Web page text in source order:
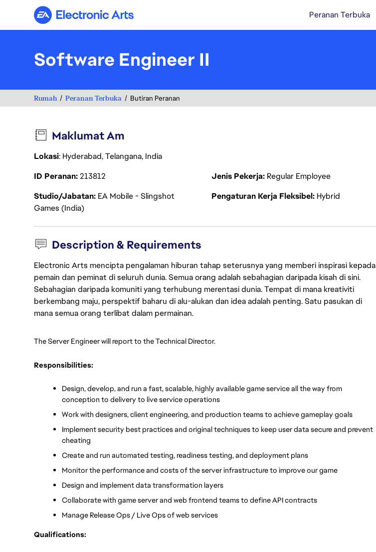
Electronic Arts Peranan Terbuka
Software Engineer II
Rumah Peranan Terbuka Butiran Peranan
Maklumat Am
Lokasi: Hyderabad, Telangana, India
ID Peranan213812 Jenis Pekerja Regular Employee
Studio/Jabatan EA Mobile - Slingshot
Games (India)
Pengaturan Kerja Fleksibel Hybrid
Description & Requirements
Electronic Arts mencipta pengalaman hiburan tahap seterusnya yang memberi inspirasi kepada
pemain dan peminat di seluruh dunia. Semua orang adalah sebahagian daripada kisah di sini.
Sebahagian daripada komuniti yang terhubung merentasi dunia. Tempat di mana kreativiti
berkembang maju, perspektif baharu di alu-alukan dan idea adalah penting. Satu pasukan di
mana semua orang terlibat dalam permainan.
The Server Engineer will report to the Technical Director.
Responsibilities:
Design, develop, and run a fast, scalable, highly available game service all the way from
conception to delivery to live service operations
Work with designers, client engineering, and production teams to achieve gameplay goals
Implement security best practices and original techniques to keep user data secure and prevent
cheating
Create and run automated testing, readiness testing, and deployment plans
Monitor the performance and costs of the server infrastructure to improve our game
Design and implement data transformation layers
Collaborate with game server and web frontend teams to define API contracts
Manage Release Ops / Live Ops of web services
Qualifications: